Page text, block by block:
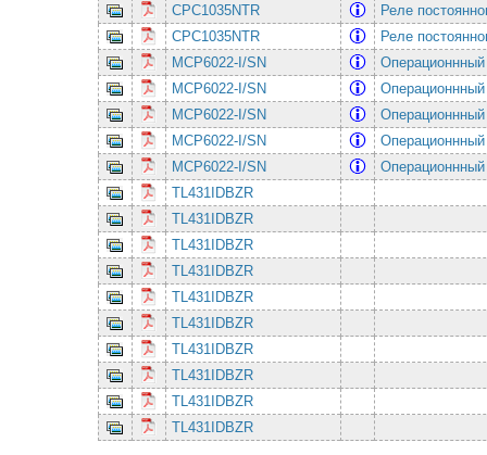
CPC1035NTR
Реле
CPC1035NTR
Реле
MCP6022-I/SN
MCP6022-I/SN
MCP6022-I/SN
MCP6022-I/SN
MCP6022-I/SN
TL431IDBZR
TL431IDBZR
TL431IDBZR
TL431IDBZR
TL431IDBZR
TL431IDBZR
TL431IDBZR
TL431IDBZR
TL431IDBZR
TL431IDBZR